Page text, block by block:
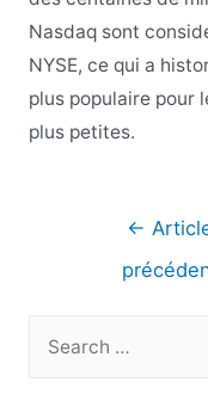
Nasdaq sont
NYSE, ce qui a
plus populaire pour
plus petites.
Navigation
l’article
←